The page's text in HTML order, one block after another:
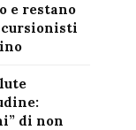
e restano
di non